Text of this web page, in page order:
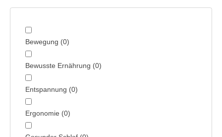
Bewegung (0)
Bewusste Ernährung (0)
Entspannung (0)
Ergonomie (0)